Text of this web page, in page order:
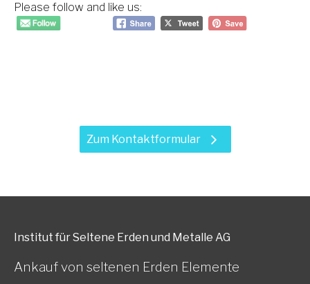
Please follow and like us:
Zum Kontaktformular
Institut für Seltene Erden und Metalle AG
Ankauf von seltenen Erden Elemente